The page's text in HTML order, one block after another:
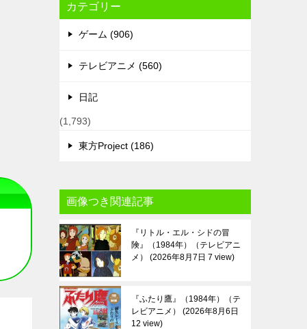
カテゴリー
ゲーム (906)
テレビアニメ (560)
日記
(1,793)
東方Project (186)
画像つき関連記事
『リトル・エル・シドの冒
険』（1984年）（テレビアニ
メ）
2026年8月7日 7 view
『ふたり鷹』（1984年）（テ
レビアニメ）
2026年8月6日
12 view